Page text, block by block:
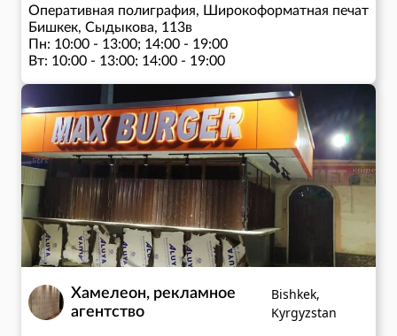
Оперативная полиграфия, Широкоформатная печать,
Бишкек, Сыдыкова, 113в
Пн: 10:00 - 13:00; 14:00 - 19:00
Вт: 10:00 - 13:00; 14:00 - 19:00
Чт: 10:00 - 13:00; 14:00 - 19:00
Пт: 10:00 - 13:00; 14:00 - 19:00
Сб: 10:00 - 13:00; 14:00 - 19:00
Хамелеон, рекламное
агентство
Bishkek,
Kyrgyzstan